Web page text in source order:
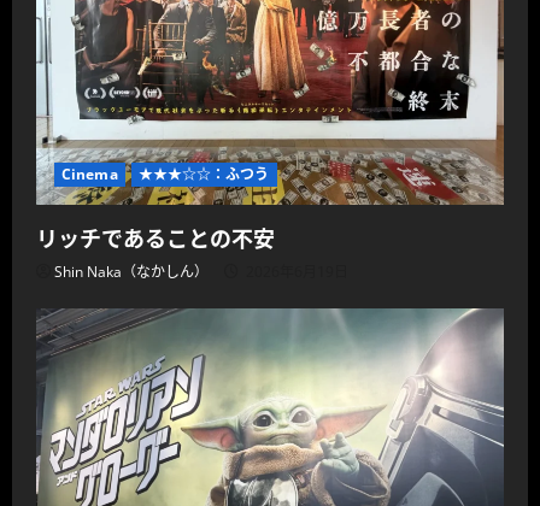
Cinema ★★★☆☆：ふつう
リッチであることの不安
Shin Naka（なかしん）